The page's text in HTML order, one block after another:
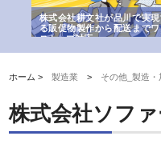
式会社ナカモトがホテルや店
の内装改修で選ばれ続ける理
ホーム >製造業 > その他_製造・
株式会社ソフ